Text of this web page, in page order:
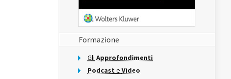
Formazione
Gli Approfondimenti
Podcast e Video